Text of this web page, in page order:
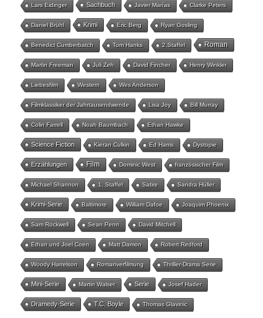
Lars Eidinger Sachbuch Javier Marías Clarke Peters
Daniel Brühl Krimi Eric Berg Ryan Gosling
Benedict Cumberbatch Tom Hanks 2.Staffel Roman
Martin Freeman Juli Zeh David Fincher Henry Winkler
Liebesfilm Western Wes Anderson
Filmklassiker der Jahrtausendwende Lisa Joy Bill Murray
Colin Farrell Noah Baumbach Ethan Hawke
Science Fiction Kieran Culkin Ed Harris Dystopie
Erzählungen Film Dominic West französischer Film
Michael Shannon 1. Staffel Satire Sandra Hüller
Krimi-Serie Baltimore William Dafoe Joaquim Phoenix
Sam Rockwell Sean Penn David Mitchell
Ethan und Joel Coen Matt Damon Robert Redford
Woody Harrelson Romanverfilmung Thriller-Drama Serie
Mini-Serie Martin Walser Serie Josef Hader
Dramedy-Serie T.C. Boyle Thomas Glavinic